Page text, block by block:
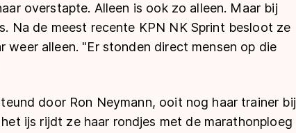
overstapte. Alleen is ook zo alleen. Maar bij
Na de meest recente KPN NK Sprint besloot ze
alleen. "Er stonden direct mensen op die
door Ron Neymann, ooit nog haar trainer bij
ijs rijdt ze haar rondjes met de marathonploeg